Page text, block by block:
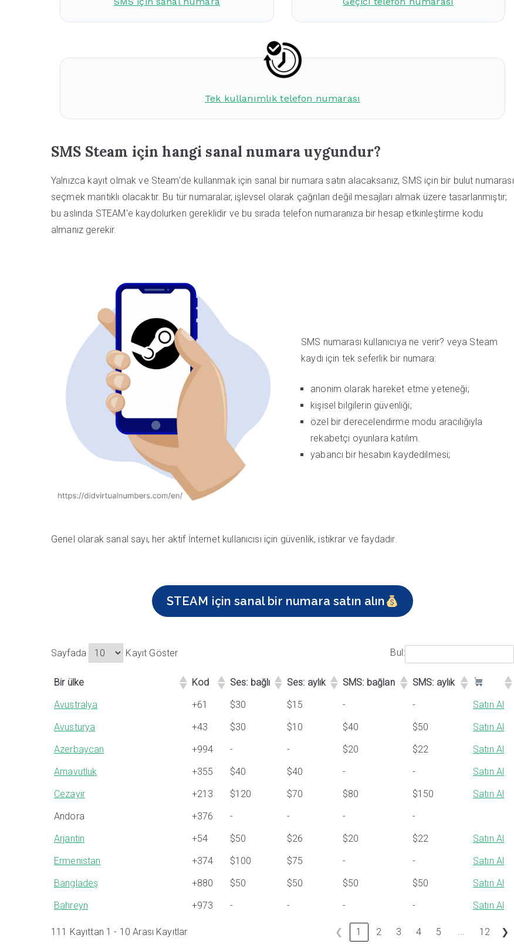
Tek kullanımlık telefon numarası
SMS Steam için hangi sanal numara uygundur?
Yalnızca kayıt olmak ve Steam'de kullanmak için sanal bir numara satın alacaksanız, SMS için bir bulut numarası
seçmek mantıklı olacaktır. Bu tür numaralar, işlevsel olarak çağrıları değil mesajları almak üzere tasarlanmıştır;
bu aslında STEAM'e kaydolurken gereklidir ve bu sırada telefon numaranıza bir hesap etkinleştirme kodu
almanız gerekir.
SMS numarası kullanıcıya ne verir? veya Steam
kaydı için tek seferlik bir numara:
anonim olarak hareket etme yeteneği;
kişisel bilgilerin güvenliği;
özel bir derecelendirme modu aracılığıyla
rekabetçi oyunlara katılım.
yabancı bir hesabın kaydedilmesi;
Genel olarak sanal sayı, her aktif İnternet kullanıcısı için güvenlik, istikrar ve faydadır.
STEAM için sanal bir numara satın alın
Sayfada Kayıt Göster Bul:
Bir ülke Kod Ses: bağlı Ses: aylık SMS: bağlan
SMS: aylık
Bir ülke
Kod Ses: bağlı Ses: aylık
Avustralya +61 $30 $15 - -
Satın Al
Avusturya
+43 $30 $10 $40 $50
Satın Al
Azerbaycan
+994 - - $20 $22
Satın Al
Arnavutluk
+355 $40 $40 - -
Satın Al
Cezayir
+213 $120 $70 $80 $150
Satın Al
Andora
+376 - - -
-
Arjantin
+54 $50 $26 $20 $22
Satın Al
Ermenistan
+374 $100 $75 - -
Satın Al
Bangladeş
+880 $50 $50 $50 $50
Satın Al
Bahreyn
+973 - - - - Satın Al
111 Kayıttan 1 - 10 Arası Kayıtlar ❮ 1 2 3 4 5 12 ❯